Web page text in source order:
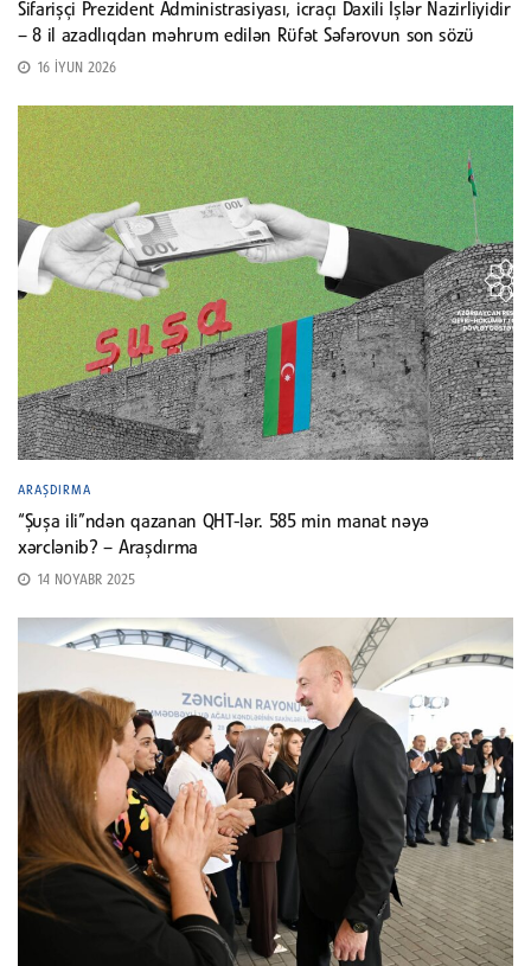
Sifarişçi Prezident Administrasiyası, icraçı Daxili İşlər Nazirliyidir
– 8 il azadlıqdan məhrum edilən Rüfət Səfərovun son sözü
16 İYUN 2026
ARAŞDIRMA
“Şuşa ili”ndən qazanan QHT-lər. 585 min manat nəyə
xərclənib? – Araşdırma
14 NOYABR 2025